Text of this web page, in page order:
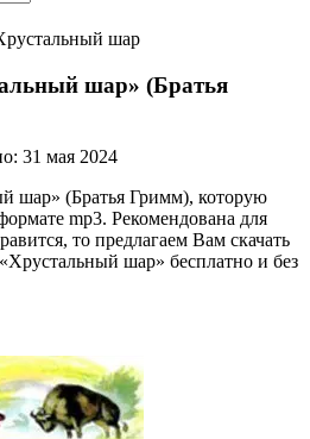
шар
шар» (Братья
31 мая 2024
шар» (Братья Гримм), которую
mp3. Рекомендована для
то предлагаем Вам скачать
шар» бесплатно и без